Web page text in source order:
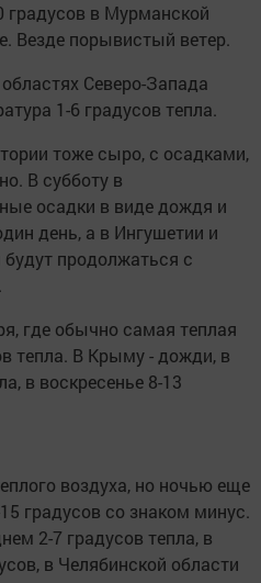
градусов в Мурманской
Везде порывистый ветер.
Северо-Запада
1-6 градусов тепла.
тоже сыро, с осадками,
В субботу в
осадки в виде дождя и
день, а в Ингушетии и
будут продолжаться с
где обычно самая теплая
тепла. В Крыму - дожди, в
в воскресенье 8-13
воздуха, но ночью еще
градусов со знаком минус.
2-7 градусов тепла, в
в Челябинской области